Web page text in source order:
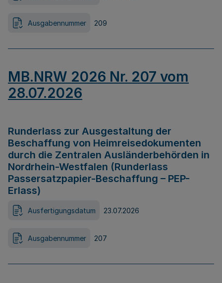
Ausgabennummer 209
MB.NRW 2026 Nr. 207 vom
28.07.2026
Runderlass zur Ausgestaltung der
Beschaffung von Heimreisedokumenten
durch die Zentralen Ausländerbehörden in
Nordrhein-Westfalen (Runderlass
Passersatzpapier-Beschaffung – PEP-
Erlass)
Ausfertigungsdatum 23.07.2026
Ausgabennummer 207